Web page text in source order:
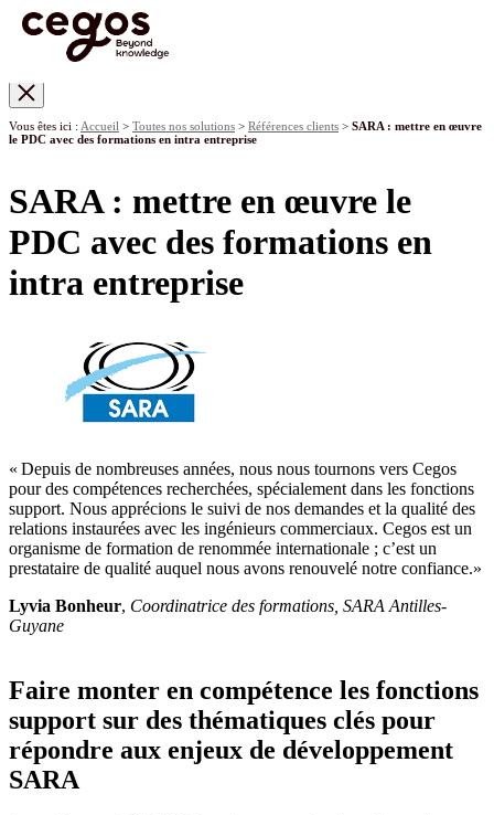
Vous êtes ici : Accueil > Toutes nos solutions > Références clients > SARA : mettre en œuvre
le PDC avec des formations en intra entreprise
SARA : mettre en œuvre le
PDC avec des formations en
intra entreprise
« Depuis de nombreuses années, nous nous tournons vers Cegos
pour des compétences recherchées, spécialement dans les fonctions
support. Nous apprécions le suivi de nos demandes et la qualité des
relations instaurées avec les ingénieurs commerciaux. Cegos est un
organisme de formation de renommée internationale ; c’est un
prestataire de qualité auquel nous avons renouvelé notre confiance.»
Lyvia Bonheur, Coordinatrice des formations, SARA Antilles-
Guyane
Faire monter en compétence les fonctions
support sur des thématiques clés pour
répondre aux enjeux de développement
SARA